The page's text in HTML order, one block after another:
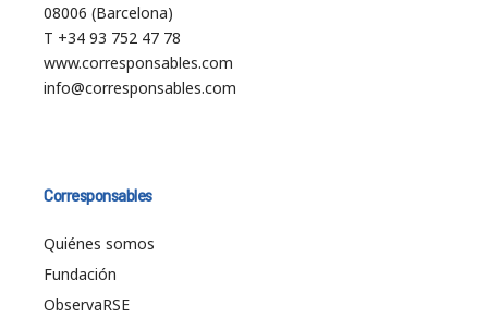
08006 (Barcelona)
T +34 93 752 47 78
www.corresponsables.com
info@corresponsables.com
Corresponsables
Quiénes somos
Fundación
ObservaRSE